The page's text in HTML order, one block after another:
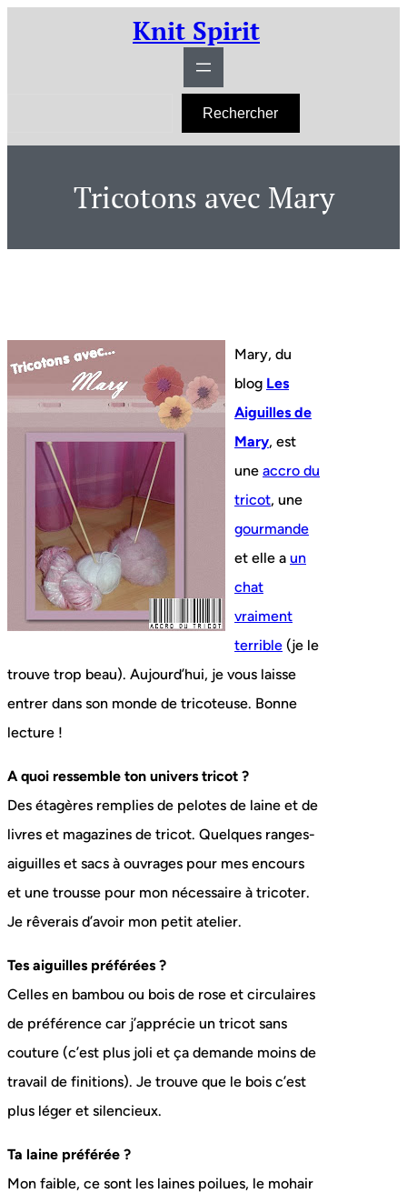
Knit Spirit
h
Rechercher
Tricotons avec Mary
Mary, du
blog Les
Aiguilles de
Mary, est
une accro du
tricot, une
gourmande
et elle a un
chat
vraiment
terrible (je le
trouve trop beau). Aujourd’hui, je vous laisse
entrer dans son monde de tricoteuse. Bonne
lecture !
A quoi ressemble ton univers tricot ?
Des étagères remplies de pelotes de laine et de
livres et magazines de tricot. Quelques ranges-
aiguilles et sacs à ouvrages pour mes encours
et une trousse pour mon nécessaire à tricoter.
Je rêverais d’avoir mon petit atelier.
Tes aiguilles préférées ?
Celles en bambou ou bois de rose et circulaires
de préférence car j’apprécie un tricot sans
couture (c’est plus joli et ça demande moins de
travail de finitions). Je trouve que le bois c’est
plus léger et silencieux.
Ta laine préférée ?
Mon faible, ce sont les laines poilues, le mohair